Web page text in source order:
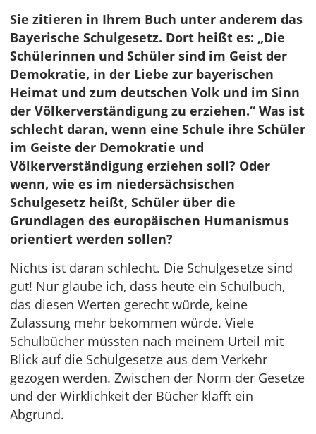
Sie zitieren in Ihrem Buch unter anderem das
Bayerische Schulgesetz. Dort heißt es: „Die
Schülerinnen und Schüler sind im Geist der
Demokratie, in der Liebe zur bayerischen
Heimat und zum deutschen Volk und im Sinn
der Völkerverständigung zu erziehen.“ Was ist
schlecht daran, wenn eine Schule ihre Schüler
im Geiste der Demokratie und
Völkerverständigung erziehen soll? Oder
wenn, wie es im niedersächsischen
Schulgesetz heißt, Schüler über die
Grundlagen des europäischen Humanismus
orientiert werden sollen?
Nichts ist daran schlecht. Die Schulgesetze sind
gut! Nur glaube ich, dass heute ein Schulbuch,
das diesen Werten gerecht würde, keine
Zulassung mehr bekommen würde. Viele
Schulbücher müssten nach meinem Urteil mit
Blick auf die Schulgesetze aus dem Verkehr
gezogen werden. Zwischen der Norm der Gesetze
und der Wirklichkeit der Bücher klafft ein
Abgrund.